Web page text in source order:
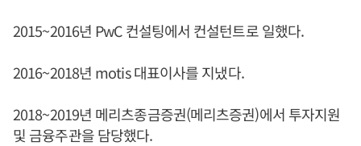
2015~2016년 PwC 컨설팅에서 컨설턴트로 일했다.
2016~2018년 motis 대표이사를 지냈다.
2018~2019년 메리츠종금증권(메리츠증권)에서 투자지원
및 금융주관을 담당했다.